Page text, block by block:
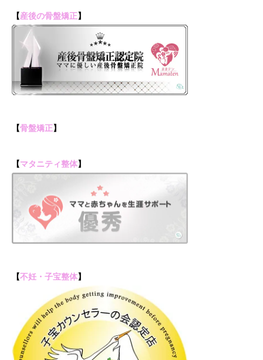
【産後の骨盤矯正】
【骨盤矯正】
【マタニティ整体】
【不妊・子宝整体】